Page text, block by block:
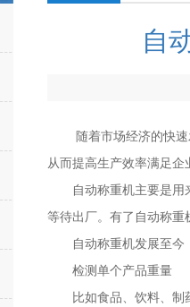
自
随着市场经济的快速发
从而提高生产效率满足企
自动称重机主要是用来
等待出厂。有了自动称重
自动称重机发展至今
检测单个产品重量
比如食品、饮料、制药